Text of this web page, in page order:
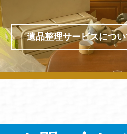
遺品整理サービスにつ